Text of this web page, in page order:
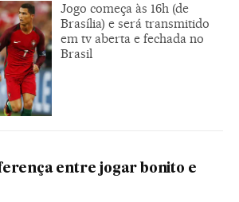
Jogo começa às 16h (de
Brasília) e será transmitido
em tv aberta e fechada no
Brasil
entre jogar bonito e